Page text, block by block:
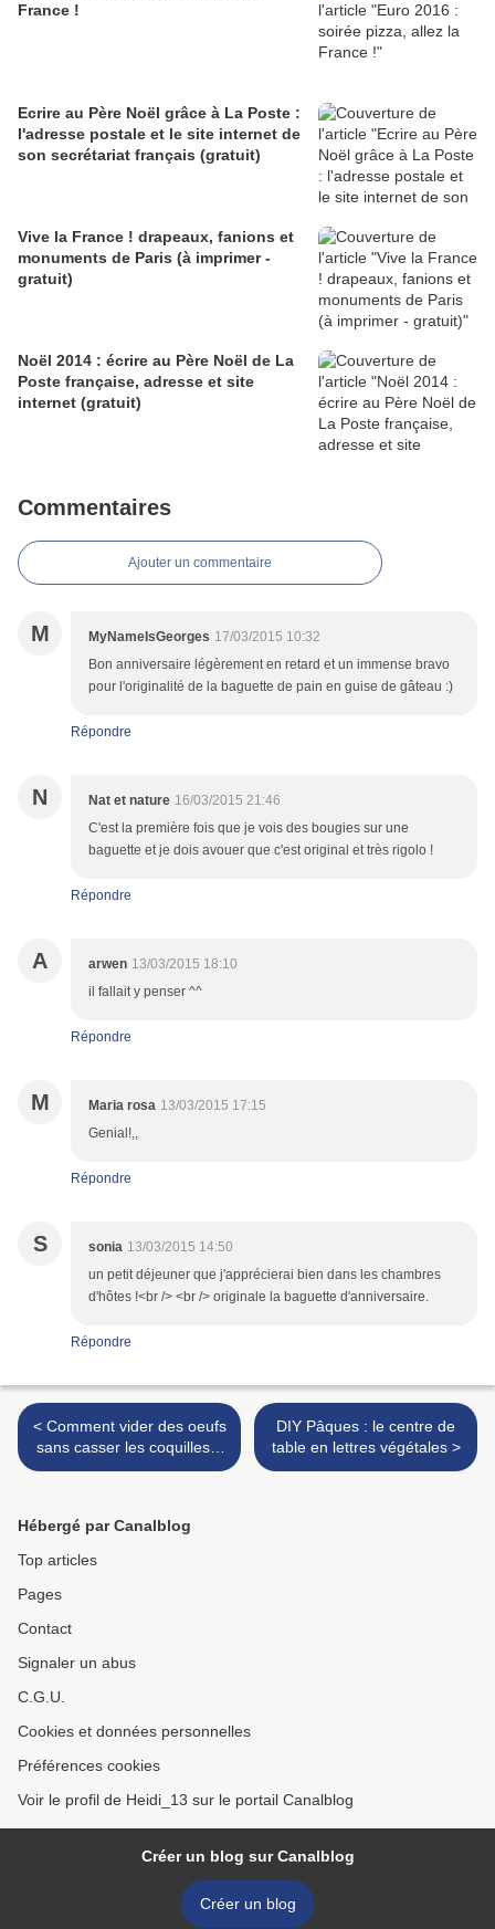
France !
Ecrire au Père Noël grâce à La Poste :
l'adresse postale et le site internet de
son secrétariat français (gratuit)
Vive la France ! drapeaux, fanions et
monuments de Paris (à imprimer -
gratuit)
Noël 2014 : écrire au Père Noël de La
Poste française, adresse et site
internet (gratuit)
Commentaires
Ajouter un commentaire
M MyNameIsGeorges 17/03/2015 10:32
Bon anniversaire légèrement en retard et un immense bravo
pour l'originalité de la baguette de pain en guise de gâteau :)
Répondre
N Nat et nature 16/03/2015 21:46
C'est la première fois que je vois des bougies sur une
baguette et je dois avouer que c'est original et très rigolo !
Répondre
A arwen 13/03/2015 18:10
il fallait y penser ^^
Répondre
M Maria rosa 13/03/2015 17:15
Genial!,,
Répondre
S sonia 13/03/2015 14:50
un petit déjeuner que j'apprécierai bien dans les chambres
d'hôtes !<br /> <br /> originale la baguette d'anniversaire.
Répondre
< Comment vider des oeufs
sans casser les coquilles ?
(DIY Pâques)
DIY Pâques : le centre de
table en lettres végétales >
Hébergé par Canalblog
Top articles
Pages
Contact
Signaler un abus
C.G.U.
Cookies et données personnelles
Préférences cookies
Voir le profil de Heidi_13 sur le portail Canalblog
Créer un blog sur Canalblog
Créer un blog